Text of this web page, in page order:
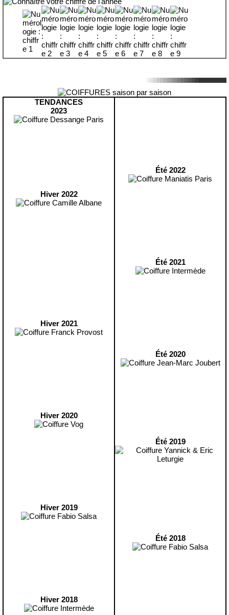
TENDANCES
2023
Hiver 2022
Hiver 2021
Hiver 2020
Hiver 2019
Hiver 2018
Été 2022
Été 2021
Été 2020
Été 2019
Été 2018